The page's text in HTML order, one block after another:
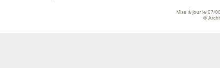
Mise à jour le 07/
©